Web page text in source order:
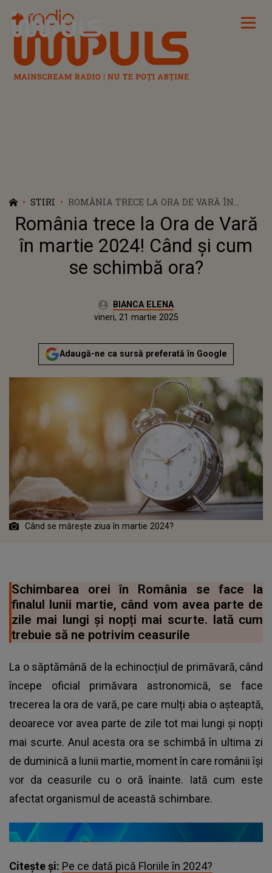
Radio Impuls
STIRI
ROMÂNIA TRECE LA ORA DE VARĂ ÎN
MARTIE 2024! CÂND ȘI CUM SE SCHIMBĂ
ORA?
România trece la Ora de Vară
în martie 2024! Când și cum
se schimbă ora?
Autor:BIANCA ELENA
Actualizat:
vineri, 21 martie 2025
Adaugă-ne ca sursă preferată în Google
Când se mărește ziua în martie 2024?
Schimbarea orei în România se face la
finalul lunii martie, când vom avea parte de
zile mai lungi și nopți mai scurte. Iată cum
trebuie să ne potrivim ceasurile
La o săptămână de la echinocțiul de primăvară, când
începe oficial primăvara astronomică, se face
trecerea la ora de vară, pe care mulți abia o așteaptă,
deoarece vor avea parte de zile tot mai lungi și nopți
mai scurte. Anul acesta ora se schimbă în ultima zi
de duminică a lunii martie, moment în care românii își
vor da ceasurile cu o oră înainte. Iată cum este
afectat organismul de această schimbare.
Citește și: Pe ce dată pică Floriile în 2024?